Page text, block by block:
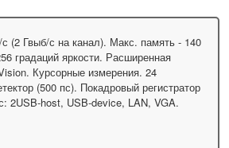
(2 Гвыб/с на канал). Макс. память - 140
градаций яркости. Расширенная
Курсорные измерения. 24
(500 пс). Покадровый регистратор
2USB-host, USB-device, LAN, VGA.